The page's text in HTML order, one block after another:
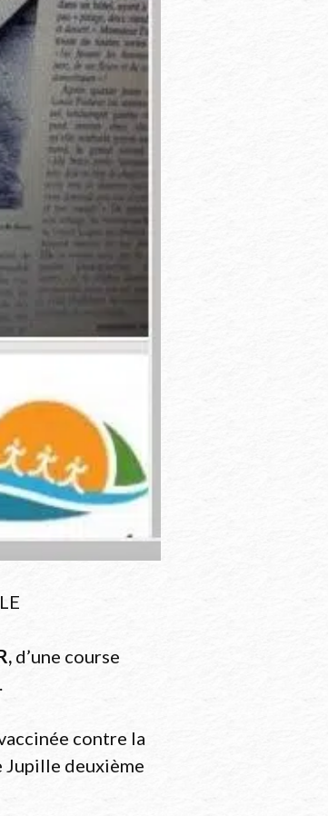
d’une course
contre la
Jupille deuxième